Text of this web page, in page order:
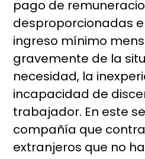
pago de
desproporcionadas
ingreso mínimo
gravemente de la
necesidad, la
incapacidad de
trabajador. En este
compañía que
extranjeros que no